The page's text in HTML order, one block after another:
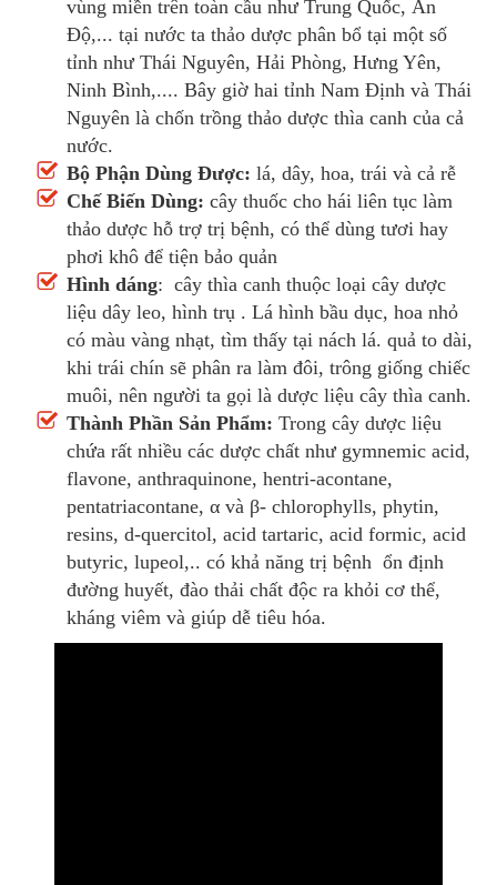
vùng miền trên toàn cầu như Trung Quốc, Ấn
Độ,... tại nước ta thảo dược phân bổ tại một số
tỉnh như Thái Nguyên, Hải Phòng, Hưng Yên,
Ninh Bình,.... Bây giờ hai tỉnh Nam Định và Thái
Nguyên là chốn trồng thảo dược thìa canh của cả
nước.
Bộ Phận Dùng Được: lá, dây, hoa, trái và cả rễ
Chế Biến Dùng: cây thuốc cho hái liên tục làm
thảo dược hỗ trợ trị bệnh, có thể dùng tươi hay
phơi khô để tiện bảo quản
Hình dáng: cây thìa canh thuộc loại cây dược
liệu dây leo, hình trụ . Lá hình bầu dục, hoa nhỏ
có màu vàng nhạt, tìm thấy tại nách lá. quả to dài,
khi trái chín sẽ phân ra làm đôi, trông giống chiếc
muôi, nên người ta gọi là dược liệu cây thìa canh.
Thành Phần Sản Phẩm: Trong cây dược liệu
chứa rất nhiều các dược chất như gymnemic acid,
flavone, anthraquinone, hentri-acontane,
pentatriacontane, α và β- chlorophylls, phytin,
resins, d-quercitol, acid tartaric, acid formic, acid
butyric, lupeol,.. có khả năng trị bệnh ổn định
đường huyết, đào thải chất độc ra khỏi cơ thể,
kháng viêm và giúp dễ tiêu hóa.